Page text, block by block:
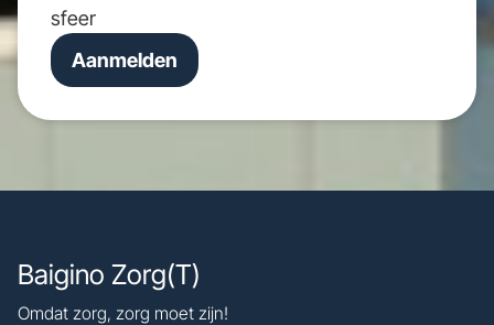
sfeer
Aanmelden
Baigino Zorg(T)
Omdat zorg, zorg moet zijn!